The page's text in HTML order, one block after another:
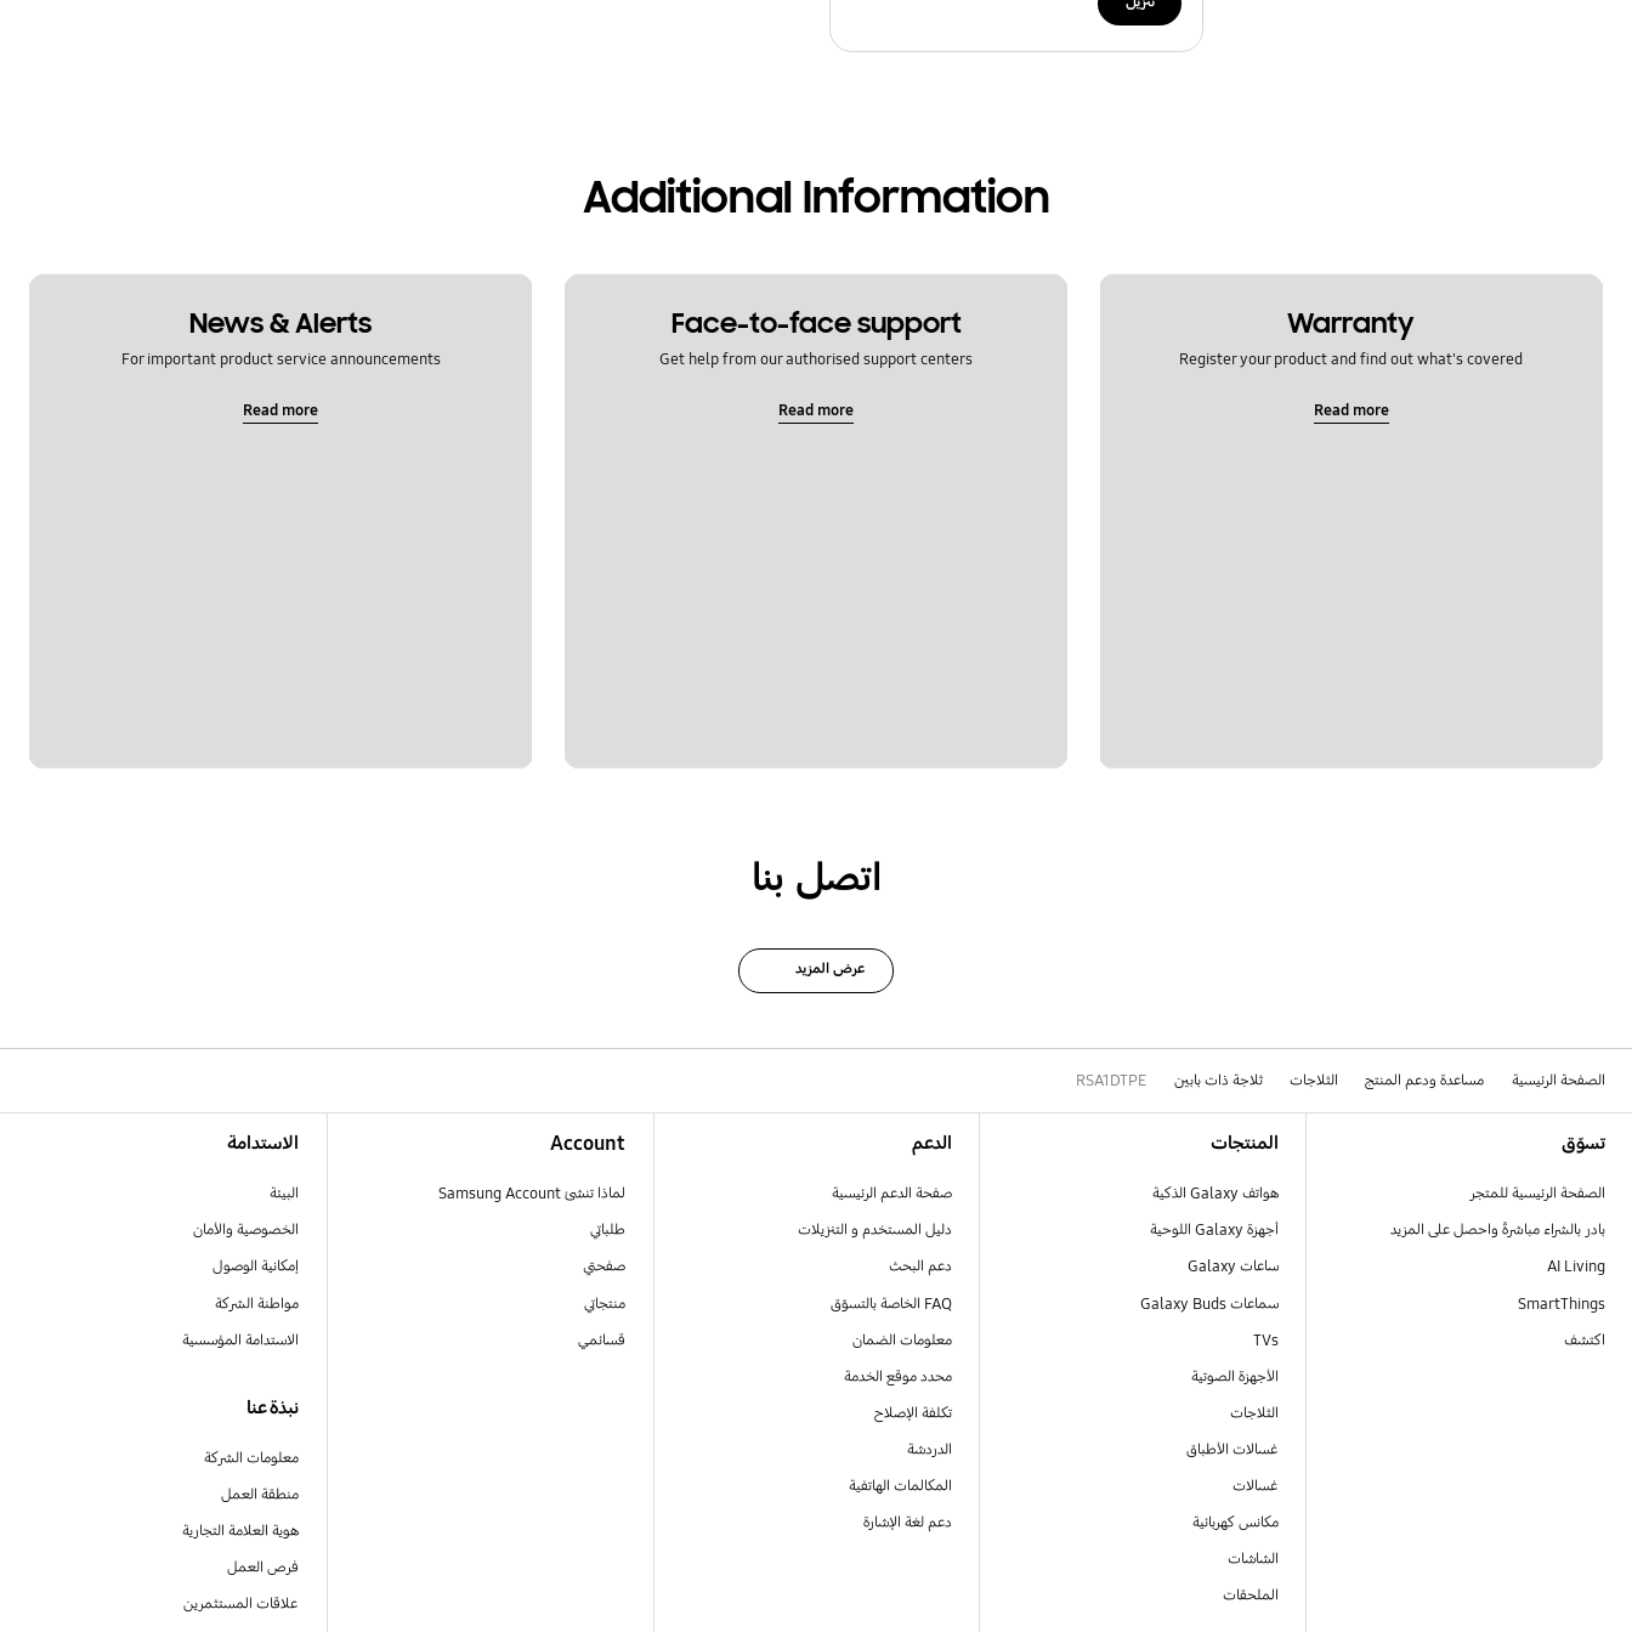
Additional Information
Warranty
Register your product and find out what's covered
Read more
Face-to-face support
Get help from our authorised support centers
Read more
News & Alerts
For important product service announcements
Read more
اتصل بنا
عرض المزيد
الصفحة الرئيسية مساعدة ودعم المنتج الثلاجات ثلاجة ذات بابين RSA1DTPE
تسوّق
الصفحة الرئيسية للمتجر
بادر بالشراء مباشرةً واحصل على المزيد
AI Living
SmartThings
اكتشف
المنتجات
هواتف Galaxy الذكية
أجهزة Galaxy اللوحية
ساعات Galaxy
سماعات Galaxy Buds
TVs
الأجهزة الصوتية
الثلاجات
غسالات الأطباق
غسالات
مكانس كهربائية
الشاشات
الملحقات
الدعم
صفحة الدعم الرئيسية
دليل المستخدم و التنزيلات
دعم البحث
FAQ الخاصة بالتسوّق
معلومات الضمان
محدد موقع الخدمة
تكلفة الإصلاح
الدردشة
المكالمات الهاتفية
دعم لغة الإشارة
Account
لماذا تنشئ Samsung Account
طلباتي
صفحتي
منتجاتي
قسائمي
الاستدامة
البيئة
الخصوصية والأمان
إمكانية الوصول
مواطنة الشركة
الاستدامة المؤسسية
نبذة عنا
معلومات الشركة
منطقة العمل
هوية العلامة التجارية
فرص العمل
علاقات المستثمرين